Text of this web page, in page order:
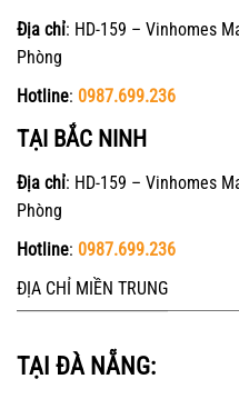
Địa chỉ: HD-159 – Vinhomes
Phòng
Hotline: 0987.699.236
TẠI BẮC NINH
Địa chỉ: HD-159 – Vinhomes
Phòng
Hotline: 0987.699.236
ĐỊA CHỈ MIỀN TRUNG
TẠI ĐÀ NẴNG: